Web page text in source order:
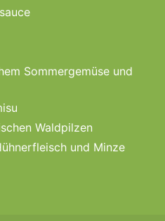
Sommergemüse und
Waldpilzen
und Minze